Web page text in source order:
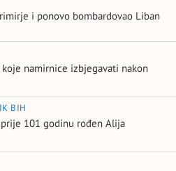
i ponovo bombardovao Liban
namirnice izbjegavati nakon
BIH
101 godinu rođen Alija